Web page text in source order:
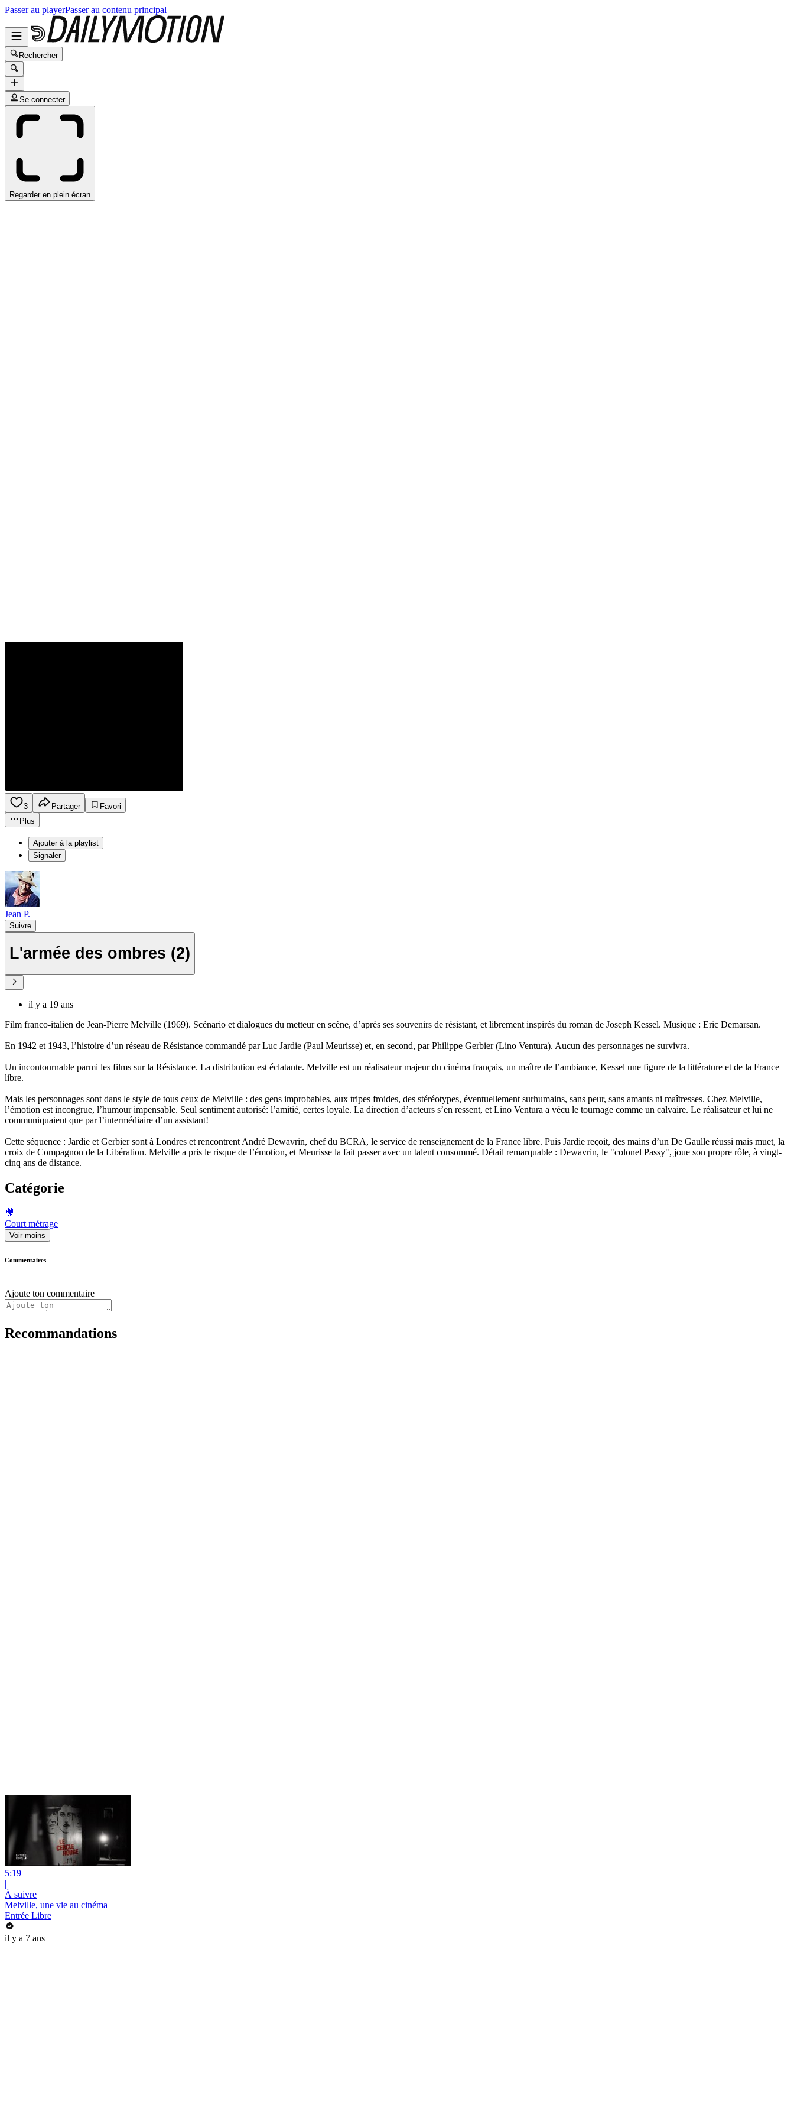
Passer au playerPasser au contenu principal
Rechercher
Se connecter
Regarder en plein écran
3 Partager
Favori
Plus
Ajouter à la playlist
Signaler
Jean P.
Suivre
L'armée des ombres (2)
il y a 19 ans
Film franco-italien de Jean-Pierre Melville (1969). Scénario et dialogues du metteur en scène, d’après ses souvenirs de résistant, et librement inspirés du roman de Joseph Kessel. Musique : Eric Demarsan.
En 1942 et 1943, l’histoire d’un réseau de Résistance commandé par Luc Jardie (Paul Meurisse) et, en second, par Philippe Gerbier (Lino Ventura). Aucun des personnages ne survivra.
Un incontournable parmi les films sur la Résistance. La distribution est éclatante. Melville est un réalisateur majeur du cinéma français, un maître de l’ambiance, Kessel une figure de la littérature et de la France
libre.
Mais les personnages sont dans le style de tous ceux de Melville : des gens improbables, aux tripes froides, des stéréotypes, éventuellement surhumains, sans peur, sans amants ni maîtresses. Chez Melville,
l’émotion est incongrue, l’humour impensable. Seul sentiment autorisé: l’amitié, certes loyale. La direction d’acteurs s’en ressent, et Lino Ventura a vécu le tournage comme un calvaire. Le réalisateur et lui ne
communiquaient que par l’intermédiaire d’un assistant!
Cette séquence : Jardie et Gerbier sont à Londres et rencontrent André Dewavrin, chef du BCRA, le service de renseignement de la France libre. Puis Jardie reçoit, des mains d’un De Gaulle réussi mais muet, la
croix de Compagnon de la Libération. Melville a pris le risque de l’émotion, et Meurisse la fait passer avec un talent consommé. Détail remarquable : Dewavrin, le "colonel Passy", joue son propre rôle, à vingt-
cinq ans de distance.
Catégorie
🎥
Court métrage
Voir moins
Commentaires
Ajoute ton commentaire
Recommandations
5:19
|
À suivre
Melville, une vie au cinéma
Entrée Libre
il y a 7 ans